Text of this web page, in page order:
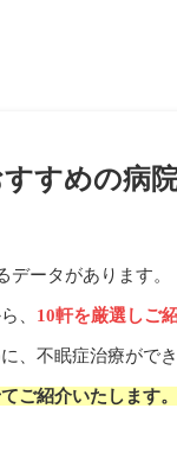
すめの病
ータがあります。
、 10軒を厳選しご
、不眠症治療がで
ご紹介いたします。